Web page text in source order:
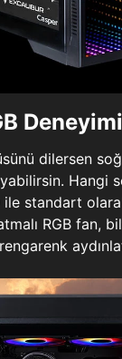
Deneyimi
dilersen
Hangi
ile standart
RGB fan,